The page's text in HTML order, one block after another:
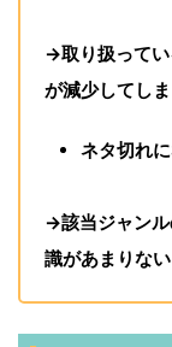
→取り扱ってい
が減少してしま
ネタ切れ
→該当ジャンル
識があまりな